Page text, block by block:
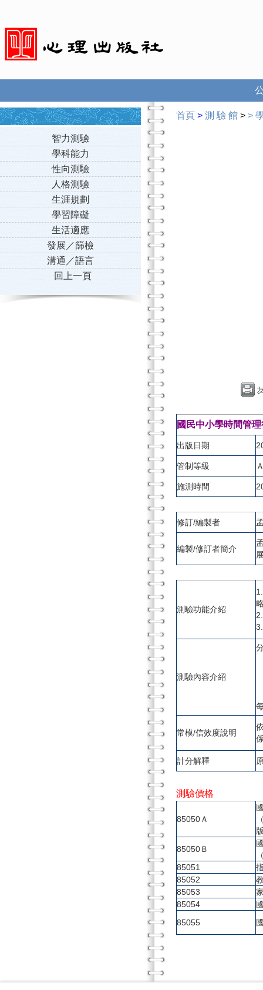
智力測驗
學科能力
性向測驗
人格測驗
生涯規劃
學習障礙
生活適應
發展／篩檢
溝通／語言
回上一頁
首頁 > 測 驗 館 > >
國民中小學時間管
出版日期
管制等級
施測時間
修訂/編製者
編製/修訂者簡介
測驗功能介紹
測驗內容介紹
常模/信效度說明
計分解釋
測驗價格
85050Ａ
85050Ｂ
85051
85052
85053
85054
85055